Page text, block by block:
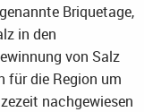
Briquetage,
in den
von Salz
für die Region um
nachgewiesen